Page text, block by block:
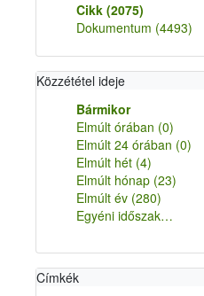
Cikk (2075)
Dokumentum (4493)
Közzététel ideje
Bármikor
Elmúlt órában (0)
Elmúlt 24 órában (0)
Elmúlt hét (4)
Elmúlt hónap (23)
Elmúlt év (280)
Egyéni időszak…
Címkék